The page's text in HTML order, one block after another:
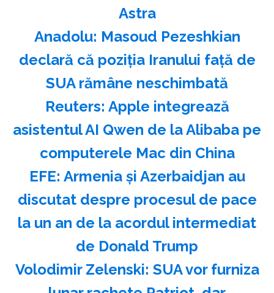
Astra
Anadolu: Masoud Pezeshkian
declară că poziţia Iranului faţă de
SUA rămâne neschimbată
Reuters: Apple integrează
asistentul AI Qwen de la Alibaba pe
computerele Mac din China
EFE: Armenia şi Azerbaidjan au
discutat despre procesul de pace
la un an de la acordul intermediat
de Donald Trump
Volodimir Zelenski: SUA vor furniza